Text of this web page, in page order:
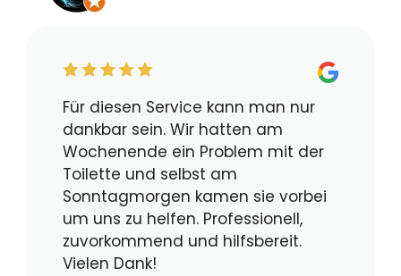
Für diesen Service kann man nur
dankbar sein. Wir hatten am
Wochenende ein Problem mit der
Toilette und selbst am
Sonntagmorgen kamen sie vorbei
um uns zu helfen. Professionell,
zuvorkommend und hilfsbereit.
Vielen Dank!